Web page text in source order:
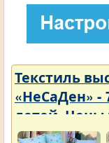
Текстиль
«НеСаДен» -
детей. Цены